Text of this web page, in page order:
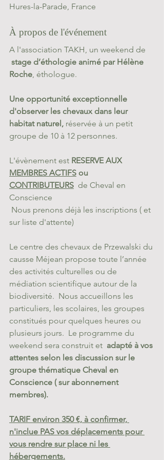
Hures-la-Parade, France
À propos de l'événement
A l'association TAKH, un weekend de
stage d’éthologie animé par Hélène
Roche, éthologue.
Une opportunité exceptionnelle
d'observer les chevaux dans leur
habitat naturel, réservée à un petit
groupe de 10 à 12 personnes.
L'évènement est RESERVE AUX
MEMBRES ACTIFS ou
CONTRIBUTEURS de Cheval en
Conscience
Nous prenons déjà les inscriptions ( et
sur liste d'attente)
Le centre des chevaux de Przewalski du
causse Méjean propose toute l’année
des activités culturelles ou de
médiation scientifique autour de la
biodiversité.  Nous accueillons les
particuliers, les scolaires, les groupes
constitués pour quelques heures ou
plusieurs jours.  Le programme du
weekend sera construit et adapté à vos
attentes selon les discussion sur le
groupe thématique Cheval en
Conscience ( sur abonnement
membres).
TARIF environ 350 €, à confirmer,
n'inclue PAS vos déplacements pour
vous rendre sur place ni les
hébergements.